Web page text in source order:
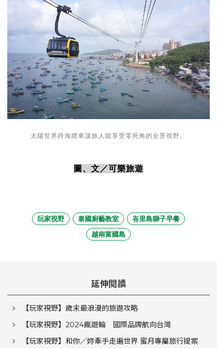
太陽世界跨海纜車讓旅人能享受零死角的全景視野。
圖、文／可樂旅遊
玩家視野 泰國廚藝教室
峇里島獅子早餐
越南富國島
延伸閱讀
【玩家視野】歲末最浪漫的旅遊攻略
【玩家視野】2024瘋遊輪 國際品牌航向台灣
【玩家視野】和你／妳牽手走遍世界 蜜月專屬旅行提案